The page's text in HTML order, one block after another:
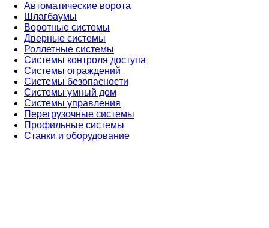
Автоматические ворота
Шлагбаумы
Воротные системы
Дверные системы
Роллетные системы
Системы контроля доступа
Системы ограждений
Системы безопасности
Системы умный дом
Системы управления
Перегрузочные системы
Профильные системы
Станки и оборудование